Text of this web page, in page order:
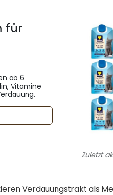
für
ab 6
Vitamine
Zuletzt
Verdauungstrakt als